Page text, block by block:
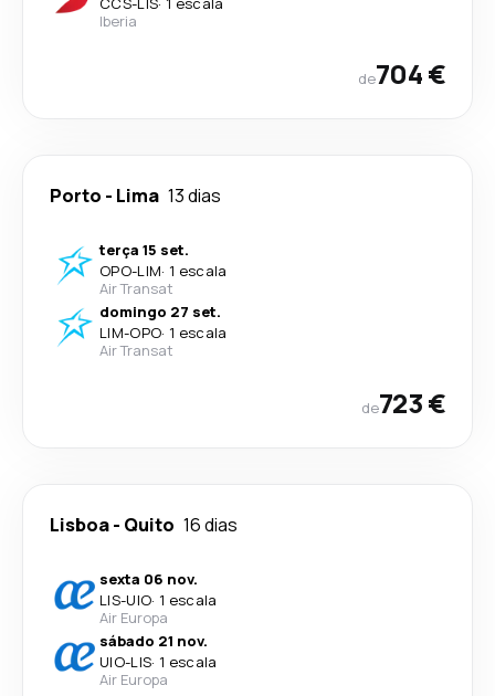
Iberia
de704 €
Porto - Lima 13 dias
terça 15 set.
OPO-LIM· 1 escala
Air Transat
domingo 27 set.
LIM-OPO· 1 escala
Air Transat
de723 €
Lisboa- Quito 16 dias
sexta 06 nov.
LIS-UIO· 1 escala
Air Europa
sábado 21 nov.
UIO-LIS· 1 escala
Air Europa